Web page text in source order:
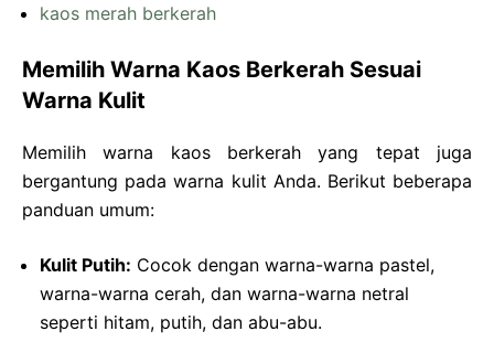
kaos merah berkerah
Memilih Warna Kaos Berkerah Sesuai
Warna Kulit
Memilih warna kaos berkerah yang tepat juga
bergantung pada warna kulit Anda. Berikut beberapa
panduan umum:
Kulit Putih: Cocok dengan warna-warna pastel,
warna-warna cerah, dan warna-warna netral
seperti hitam, putih, dan abu-abu.